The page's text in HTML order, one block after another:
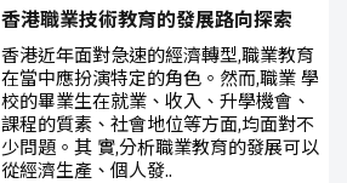
香港職業技術教育的發展路向探索
香港近年面對急速的經濟轉型,職業教育
在當中應扮演特定的角色。然而,職業 學
校的畢業生在就業、收入、升學機會、
課程的質素、社會地位等方面,均面對不
少問題。其 實,分析職業教育的發展可以
從經濟生產、個人發..